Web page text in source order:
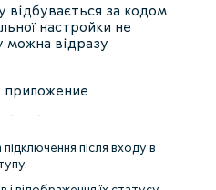
відбувається за кодом
настройки не
можна відразу
після входу в